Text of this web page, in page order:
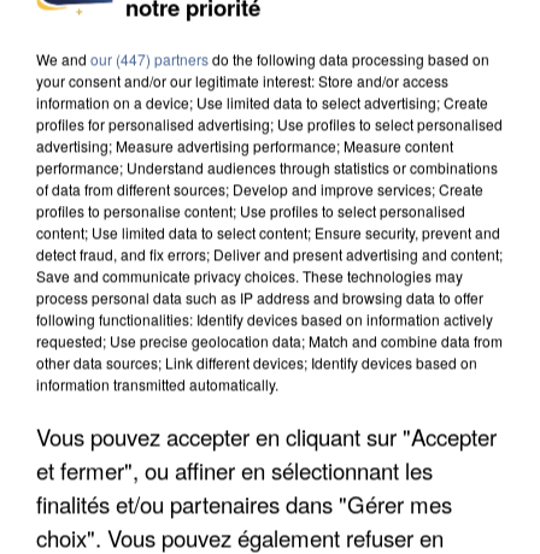
INTERPELLÉ EN ALGÉRIE
UNE TOURISTE DE L’OISE EMPORTÉE PAR UNE
COULÉE DE BOUE EN HAUTE-SAVOIE
notre priorité
We and our (447) partnersdo the following data processing based on
your consent and/or our legitimate interest: Store and/or access
information on a device; Use limited data to select advertising; Create
profiles for personalised advertising; Use profiles to select personalised
advertising; Measure advertising performance; Measure content
performance; Understand audiences through statistics or combinations
of data from different sources; Develop and improve services; Create
profiles to personalise content; Use profiles to select personalised
content; Use limited data to select content; Ensure security, prevent and
detect fraud, and fix errors; Deliver and present advertising and content;
Save and communicate privacy choices. These technologies may
process personal data such as IP address and browsing data to offer
following functionalities: Identify devices based on information actively
requested; Use precise geolocation data; Match and combine data from
other data sources; Link different devices; Identify devices based on
information transmitted automatically.
Vous pouvez accepter en cliquant sur "Accepter
et fermer", ou affiner en sélectionnant les
finalités et/ou partenaires dans "Gérer mes
choix". Vous pouvez également refuser en